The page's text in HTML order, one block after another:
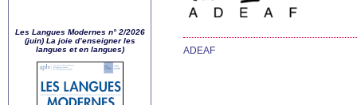
ADEAF
Les Langues Modernes n° 2/2026
(juin) La joie d’enseigner les
langues et en langues)